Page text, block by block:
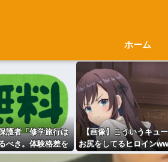
ホーム
護者「修学旅行は
べき。体験格差を
るのか」←これ
【画像】こういうキュ
お尻をしてるヒロイン
wwwww